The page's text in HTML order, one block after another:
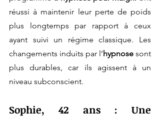
réussi à maintenir leur perte de poids
plus longtemps par rapport à ceux
ayant suivi un régime classique. Les
changements induits par l’hypnose sont
plus durables, car ils agissent à un
niveau subconscient.
Sophie, 42 ans : Une